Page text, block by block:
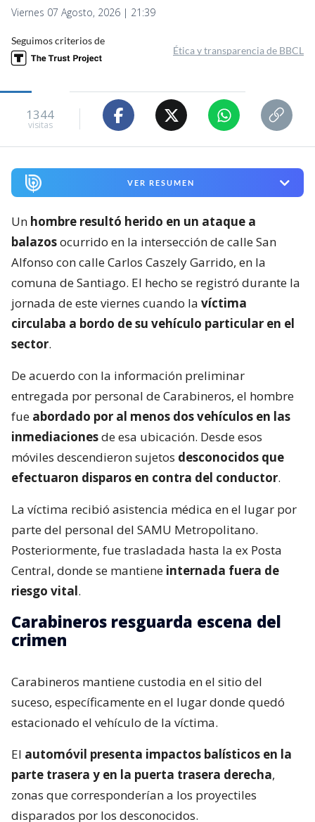
Viernes 07 Agosto, 2026 | 21:39
Seguimos criterios de
Ética y transparencia de BBCL
1344
visitas
VER RESUMEN
Un hombre resultó herido en un ataque a
balazosocurrido en la intersección de calle San
Alfonso con calle Carlos Caszely Garrido, en la
comuna de Santiago. El hecho se registró durante la
jornada de este viernes cuando la víctima
circulaba a bordo de su vehículo particular en el
sector.
De acuerdo con la información preliminar
entregada por personal de Carabineros, el hombre
fue abordado por al menos dos vehículos en las
inmediacionesde esa ubicación. Desde esos
móviles descendieron sujetos desconocidos que
efectuaron disparos en contra del conductor.
La víctima recibió asistencia médica en el lugar por
parte del personal del SAMU Metropolitano.
Posteriormente, fue trasladada hasta la ex Posta
Central, donde se mantiene internada fuera de
riesgo vital.
Carabineros resguarda escena del
crimen
Carabineros mantiene custodia en el sitio del
suceso, específicamente en el lugar donde quedó
estacionado el vehículo de la víctima.
El automóvil presenta impactos balísticos en la
parte trasera y en la puerta trasera derecha,
zonas que corresponderían a los proyectiles
disparados por los desconocidos.